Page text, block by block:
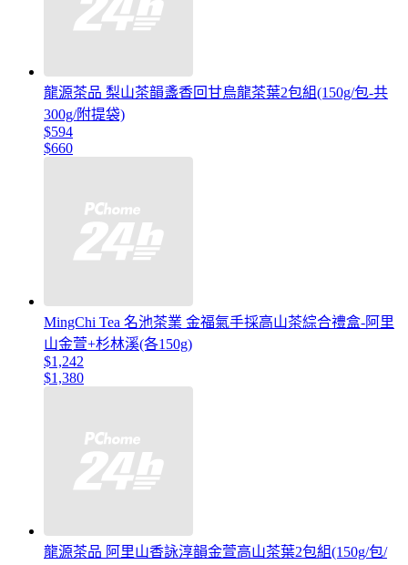
龍源茶品 梨山茶韻盞香回甘烏龍茶葉2包組(150g/包-共
300g/附提袋)
$594
$660
MingChi Tea 名池茶業 金福氣手採高山茶綜合禮盒-阿里
山金萱+杉林溪(各150g)
$1,242
$1,380
龍源茶品 阿里山香詠淳韻金萱高山茶葉2包組(150g/包/